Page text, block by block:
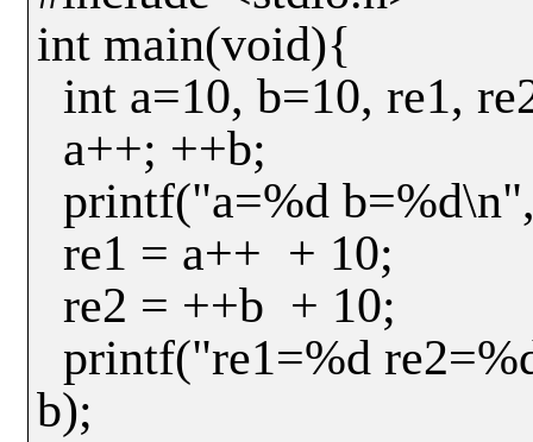
int main(void){
int a=10, b=10, re1,
a++; ++b;
printf("a=%d
re1 = a++ + 10;
re2 = ++b + 10;
printf("re1=%d
b);